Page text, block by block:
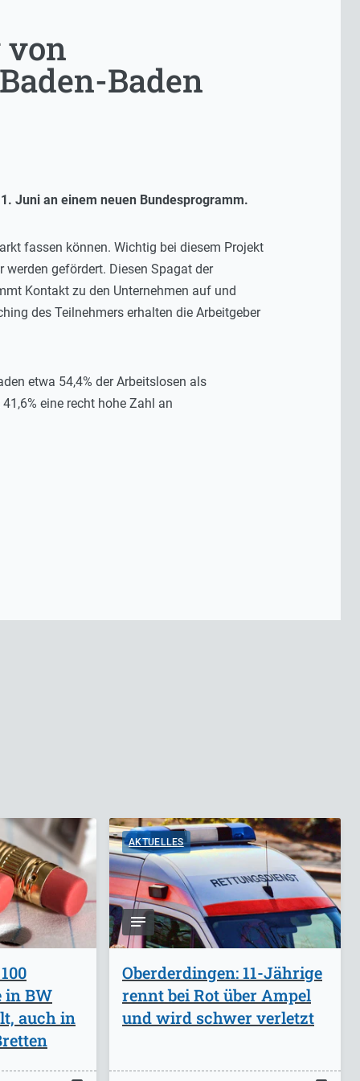
von
Baden
Juni an einem neuen Bundesprogramm.
fassen können. Wichtig bei diesem Projekt
werden gefördert. Diesen Spagat der
Kontakt zu den Unternehmen auf und
des Teilnehmers erhalten die Arbeitgeber
etwa 54,4% der Arbeitslosen als
eine recht hohe Zahl an
in BW
auch in
AKTUELLES
Oberderdingen: 11-Jährige
rennt bei Rot über Ampel
und wird schwer verletzt